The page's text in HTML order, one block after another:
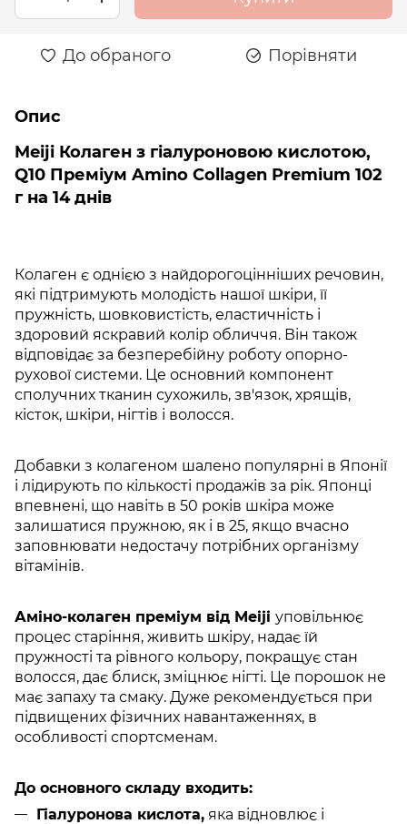
До обраного Порівняти
Опис
Meiji Колаген з гіалуроновою кислотою,
Q10 Преміум Amino Collagen Premium 102
г на 14 днів
Колаген є однією з найдорогоцінніших речовин,
які підтримують молодість нашої шкіри, її
пружність, шовковистість, еластичність і
здоровий яскравий колір обличчя. Він також
відповідає за безперебійну роботу опорно-
рухової системи. Це основний компонент
сполучних тканин сухожиль, зв'язок, хрящів,
кісток, шкіри, нігтів і волосся.
Добавки з колагеном шалено популярні в Японії
і лідирують по кількості продажів за рік. Японці
впевнені, що навіть в 50 років шкіра може
залишатися пружною, як і в 25, якщо вчасно
заповнювати недостачу потрібних організму
вітамінів.
Аміно-колаген преміум від Meiji уповільнює
процес старіння, живить шкіру, надає їй
пружності та рівного кольору, покращує стан
волосся, дає блиск, зміцнює нігті. Це порошок не
має запаху та смаку. Дуже рекомендується при
підвищених фізичних навантаженнях, в
особливості спортсменам.
До основного складу входить:
Гіалуронова кислота, яка відновлює і